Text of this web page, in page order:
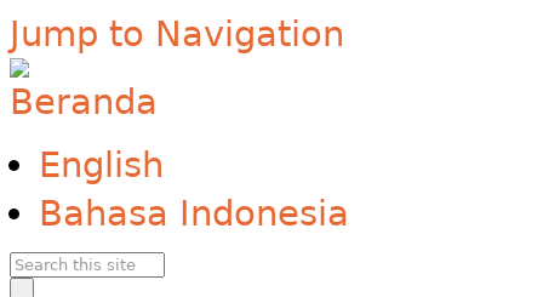
Jump to Navigation
English
Bahasa Indonesia